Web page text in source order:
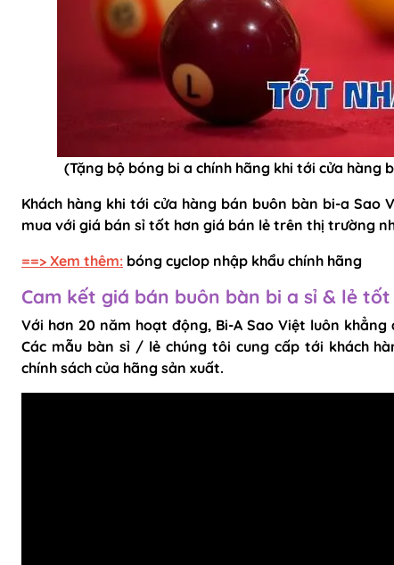
(Tặng bộ bóng bi a chính hãng khi tới cửa hàng
Khách hàng khi tới cửa hàng bán buôn bàn bi-a
mua với giá bán sỉ tốt hơn giá bán lẻ trên thị trường
==> Xem thêm: bóng cyclop nhập khẩu chính hãng
Cam kết giá bán buôn bàn bi a sỉ & lẻ
Với hơn 20 năm hoạt động, Bi-A Sao Việt luôn
Các mẫu bàn sỉ / lẻ chúng tôi cung cấp tới khách
chính sách của hãng sản xuất.